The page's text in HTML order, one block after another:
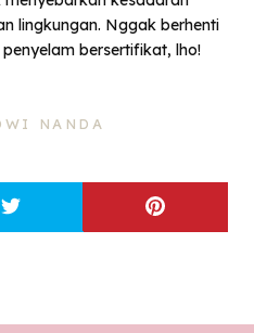
lingkungan. Nggak berhenti
bersertifikat, lho!
NANDA